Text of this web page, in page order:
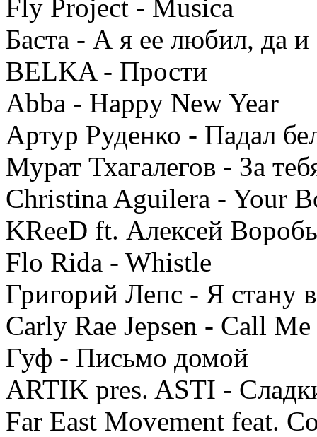
Fly Project - Musica
Баста - А я ее любил, да
BELKA - Прости
Abba - Happy New Year
Артур Руденко - Падал
Мурат Тхагалегов - За
Christina Aguilera - Your
KReeD ft. Алексей
Flo Rida - Whistle
Григорий Лепс - Я стану
Carly Rae Jepsen - Call
Гуф - Письмо домой
ARTIK pres. ASTI -
Far East Movement feat.